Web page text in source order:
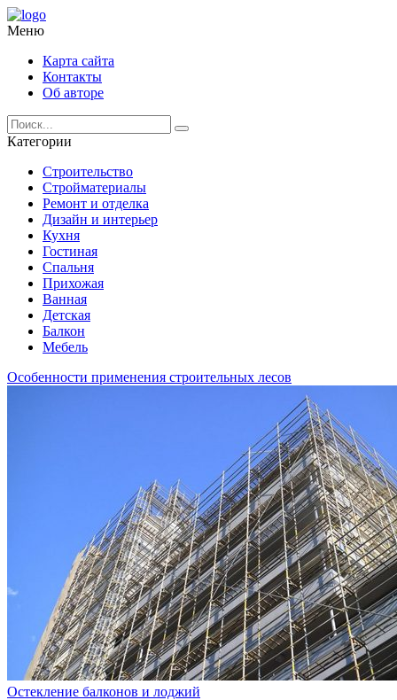
Меню
Карта сайта
Контакты
Об авторе
Категории
Строительство
Стройматериалы
Ремонт и отделка
Дизайн и интерьер
Кухня
Гостиная
Спальня
Прихожая
Ванная
Детская
Балкон
Мебель
Особенности применения строительных лесов
Остекление балконов и лоджий